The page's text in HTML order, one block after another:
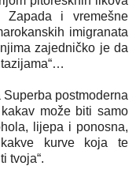
i vremešne
imigranata
zajedničko je da
postmoderna
može biti samo
lijepa i ponosna,
kurve koja te
tvoja“.